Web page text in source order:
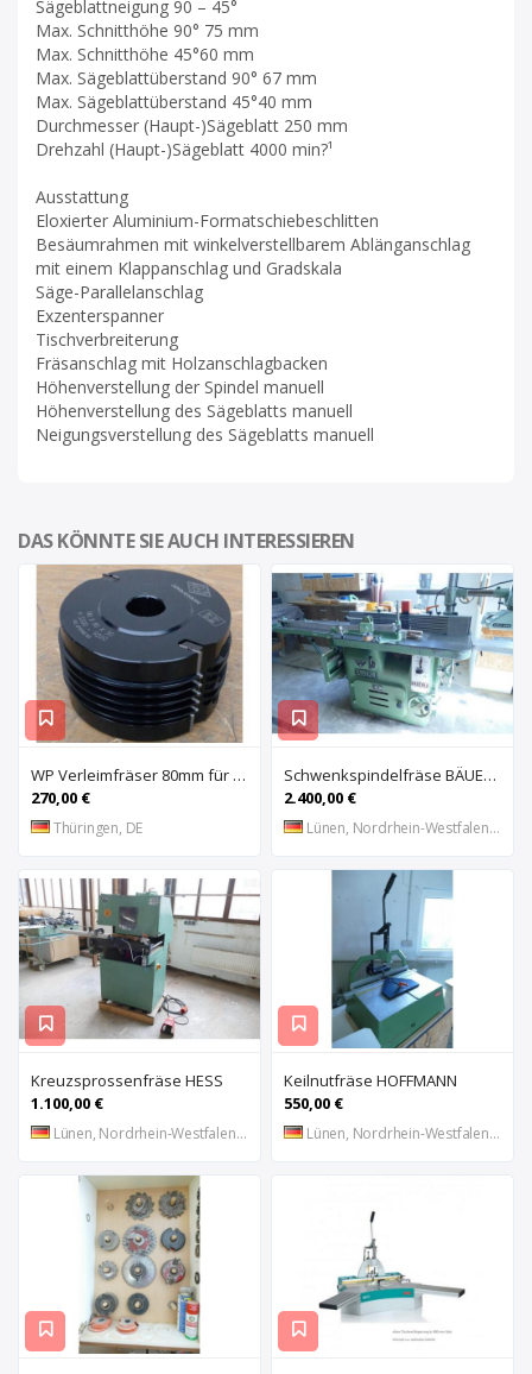
Sägeblattneigung 90 – 45°
Max. Schnitthöhe 90° 75 mm
Max. Schnitthöhe 45°60 mm
Max. Sägeblattüberstand 90° 67 mm
Max. Sägeblattüberstand 45°40 mm
Durchmesser (Haupt-)Sägeblatt 250 mm
Drehzahl (Haupt-)Sägeblatt 4000 min?¹
Ausstattung
Eloxierter Aluminium-Formatschiebeschlitten
Besäumrahmen mit winkel­verstellbarem Ablänganschlag
mit einem Klappanschlag und Gradskala
Säge-Parallelanschlag
Exzenterspanner
Tischverbreiterung
Fräsanschlag mit Holzanschlagbacken
Höhenverstellung der Spindel manuell
Höhenverstellung des Sägeblatts manuell
Neigungsverstellung des Sägeblatts manuell
DAS KÖNNTE SIE AUCH INTERESSIEREN
WP Verleimfräser 80mm für Tischfräse Schwenkfräse Fräse
270,00 €
Thüringen, DE
Schwenkspindelfräse BÄUERLE
2.400,00 €
Lünen, Nordrhein-Westfalen, DE
Kreuzsprossenfräse HESS
1.100,00 €
Lünen, Nordrhein-Westfalen, DE
Keilnutfräse HOFFMANN
550,00 €
Lünen, Nordrhein-Westfalen, DE